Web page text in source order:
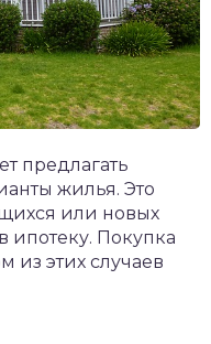
предлагать
жилья. Это
или новых
ипотеку. Покупка
из этих случаев